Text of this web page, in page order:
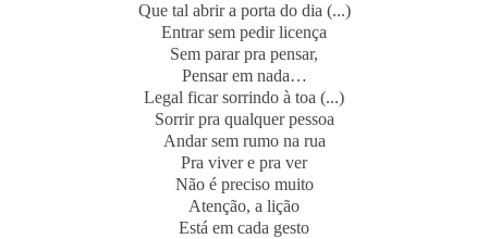
Que tal abrir a porta do dia (...)
Entrar sem pedir licença
Sem parar pra pensar,
Pensar em nada…
Legal ficar sorrindo à toa (...)
Sorrir pra qualquer pessoa
Andar sem rumo na rua
Pra viver e pra ver
Não é preciso muito
Atenção, a lição
Está em cada gesto